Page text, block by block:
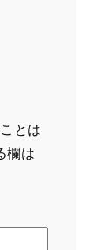
とは
欄は